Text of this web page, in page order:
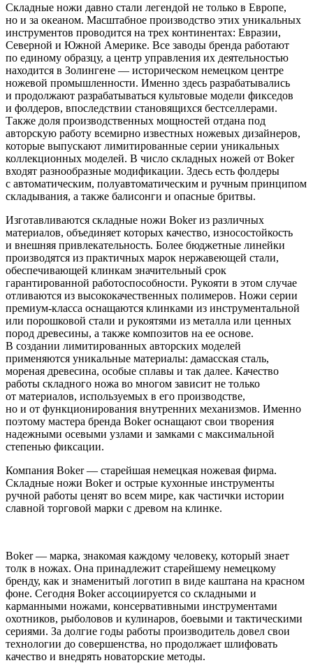
Складные ножи давно стали легендой не только в Европе,
но и за океаном. Масштабное производство этих уникальных
инструментов проводится на трех континентах: Евразии,
Северной и Южной Америке. Все заводы бренда работают
по единому образцу, а центр управления их деятельностью
находится в Золингене — историческом немецком центре
ножевой промышленности. Именно здесь разрабатывались
и продолжают разрабатываться культовые модели фикседов
и фолдеров, впоследствии становящихся бестселлерами.
Также доля производственных мощностей отдана под
авторскую работу всемирно известных ножевых дизайнеров,
которые выпускают лимитированные серии уникальных
коллекционных моделей. В число складных ножей от Boker
входят разнообразные модификации. Здесь есть фолдеры
с автоматическим, полуавтоматическим и ручным принципом
складывания, а также балисонги и опасные бритвы.
Изготавливаются складные ножи Boker из различных
материалов, объединяет которых качество, износостойкость
и внешняя привлекательность. Более бюджетные линейки
производятся из практичных марок нержавеющей стали,
обеспечивающей клинкам значительный срок
гарантированной работоспособности. Рукояти в этом случае
отливаются из высококачественных полимеров. Ножи серии
премиум-класса оснащаются клинками из инструментальной
или порошковой стали и рукоятями из металла или ценных
пород древесины, а также композитов на ее основе.
В создании лимитированных авторских моделей
применяются уникальные материалы: дамасская сталь,
мореная древесина, особые сплавы и так далее. Качество
работы складного ножа во многом зависит не только
от материалов, используемых в его производстве,
но и от функционирования внутренних механизмов. Именно
поэтому мастера бренда Boker оснащают свои творения
надежными осевыми узлами и замками с максимальной
степенью фиксации.
Компания Boker — старейшая немецкая ножевая фирма.
Складные ножи Boker и острые кухонные инструменты
ручной работы ценят во всем мире, как частички истории
славной торговой марки с древом на клинке.
Boker — марка, знакомая каждому человеку, который знает
толк в ножах. Она принадлежит старейшему немецкому
бренду, как и знаменитый логотип в виде каштана на красном
фоне. Сегодня Boker ассоциируется со складными и
карманными ножами, консервативными инструментами
охотников, рыболовов и кулинаров, боевыми и тактическими
сериями. За долгие годы работы производитель довел свои
технологии до совершенства, но продолжает шлифовать
качество и внедрять новаторские методы.